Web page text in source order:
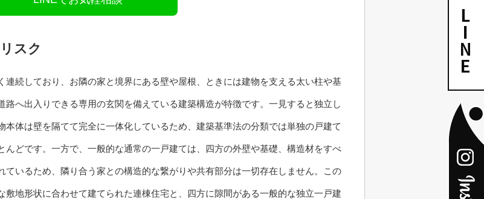
スク
続しており、お隣の家と境界にある壁や屋根、ときには建物を支える太い柱や基
へ出入りできる専用の玄関を備えている建築構造が特徴です。一見すると独立し
体は壁を隔てて完全に一体化しているため、建築基準法の分類では単独の戸建て
どです。一方で、一般的な通常の一戸建ては、四方の外壁や基礎、構造材をすべ
いるため、隣り合う家との構造的な繋がりや共有部分は一切存在しません。この
敷地形状に合わせて建てられた連棟住宅と、四方に隙間がある一般的な独立一戸建